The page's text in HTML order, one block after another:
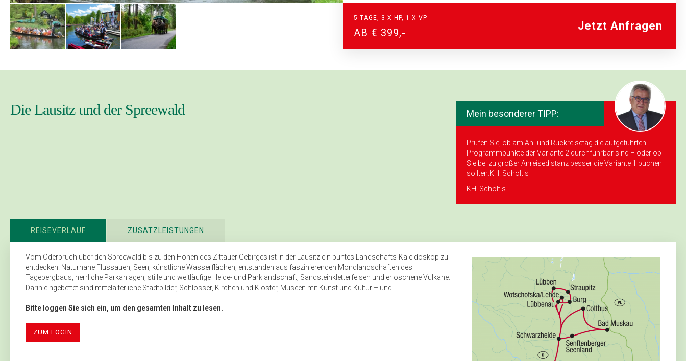
1 Übernachtungen im ACHAT Hotel Schwarzheide***S
1 x Frühstücksbuffet
1 x Abendessen als 3-Gänge-Menü
Stadtführung Zittau
Zusatzleistungen 5 Tage Variante 2
Mittagessen im Wirtshaus „Zum Alten Sack“
Dampfzugfahrt von Zittau nach Oybin
5 TAGE, 3 X HP, 1 X VP
AB € 399,-
Jetzt Anfragen
Die Lausitz und der Spreewald Mein besonderer TIPP:
Prüfen Sie, ob am An- und Rückreisetag die aufgeführten
Programmpunkte der Variante 2 durchführbar sind – oder ob
Sie bei zu großer Anreisedistanz besser die Variante 1 buchen
sollten.KH. Scholtis
KH. Scholtis
REISEVERLAUF ZUSATZLEISTUNGEN
Vom Oderbruch über den Spreewald bis zu den Höhen des Zittauer Gebirges ist in der Lausitz ein buntes Landschafts-Kaleidoskop zu
entdecken. Naturnahe Flussauen, Seen, künstliche Wasserflächen, entstanden aus faszinierenden Mondlandschaften des
Tagebergbaus, herrliche Parkanlagen, stille und weitläufige Heide- und Parklandschaft, Sandsteinkletterfelsen und erloschene Vulkane.
Darin eingebettet sind mittelalterliche Stadtbilder, Schlösser, Kirchen und Klöster, Museen mit Kunst und Kultur – und ...
Bitte loggen Sie sich ein, um den gesamten Inhalt zu lesen.
ZUM LOGIN